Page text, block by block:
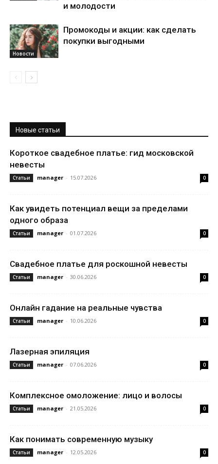
и молодости
Новости
Промокоды и акции: как сделать
покупки выгодными
Новые статьи
Короткое свадебное платье: гид московской
невесты
Статьи manager - 15.07.2026 0
Как увидеть потенциал вещи за пределами
одного образа
Статьи manager - 01.07.2026 0
Свадебное платье для роскошной невесты
Статьи manager - 30.06.2026 0
Онлайн гадание на реальные чувства
Статьи manager - 10.06.2026 0
Лазерная эпиляция
Статьи manager - 07.06.2026 0
Комплексное омоложение: лицо и волосы
Статьи manager - 21.05.2026 0
Как понимать современную музыку
Статьи manager - 12.05.2026 0